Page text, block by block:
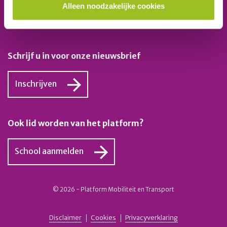
Alleen noodzakelijke cookies
Telefoon: 06-23 58 89 49
Schrijf u in voor onze nieuwsbrief
Inschrijven
Ook lid worden van het platform?
School aanmelden
© 2026 - Platform Mobiliteit en Transport
Disclaimer Cookies Privacyverklaring